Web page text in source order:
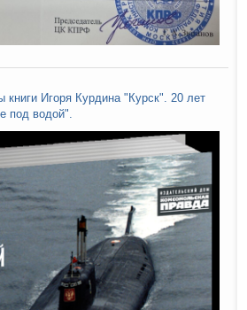
книги Игоря Курдина "Курск". 20 лет
под водой".